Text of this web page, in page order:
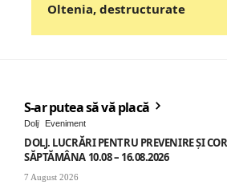
Oltenia, destructurate
S-ar putea să vă placă
Dolj Eveniment
DOLJ. LUCRĂRI PENTRU PREVENIRE ȘI
SĂPTĂMÂNA 10.08 – 16.08.2026
7 August 2026